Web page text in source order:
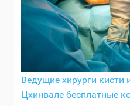
Ведущие хирурги кисти
Цхинвале бесплатные